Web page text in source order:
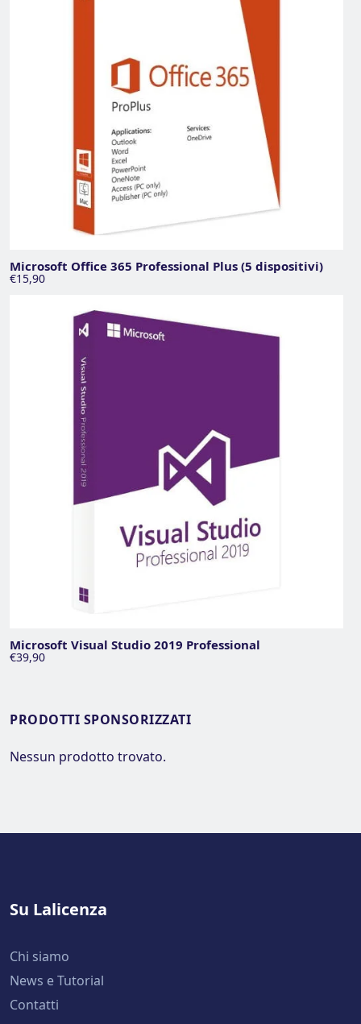
Microsoft Office 365 Professional Plus (5 dispositivi)
€15,90
Microsoft Visual Studio 2019 Professional
€39,90
PRODOTTI SPONSORIZZATI
Nessun prodotto trovato.
Su Lalicenza
Chi siamo
News e Tutorial
Contatti